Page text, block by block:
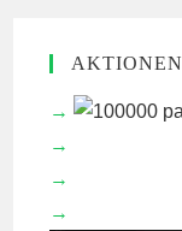
AKTIONEN